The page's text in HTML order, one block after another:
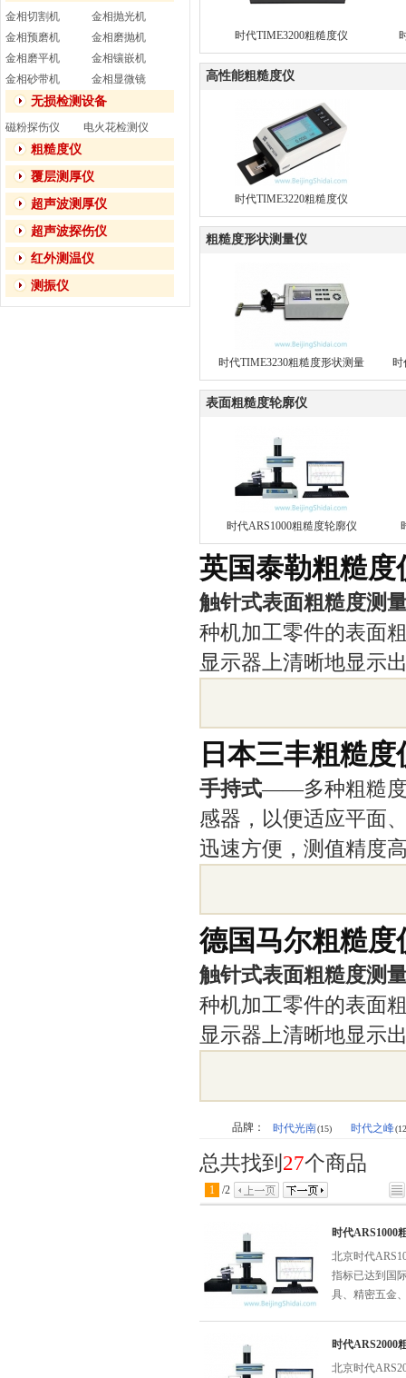
时代TIME3200粗糙度仪
高性能粗糙度仪
时代TIME3220粗糙度仪
粗糙度形状测量仪
时代TIME3230粗糙度形状测量
仪
时
表面粗糙度轮廓仪
时代ARS1000粗糙度轮廓仪
英国泰勒粗糙度
触针式表面粗糙度测
种机加工零件的表面
显示器上清晰地显示
日本三丰粗糙度
手持式——多种粗糙度
感器，以便适应平面
迅速方便，测值精度
德国马尔粗糙度
触针式表面粗糙度测
种机加工零件的表面
显示器上清晰地显示
品牌： 时代光南(15) 时代之峰
总共找到 27个商品
1 /2
时代ARS1000
北京时代
指标已达到国
具、精密五金
时代ARS2000
北京时代
金相切割机
金相抛光机
金相预磨机
金相磨抛机
金相磨平机
金相镶嵌机
金相砂带机
金相显微镜
无损检测设备
磁粉探伤仪 电火花检测仪
粗糙度仪
覆层测厚仪
超声波测厚仪
超声波探伤仪
红外测温仪
测振仪